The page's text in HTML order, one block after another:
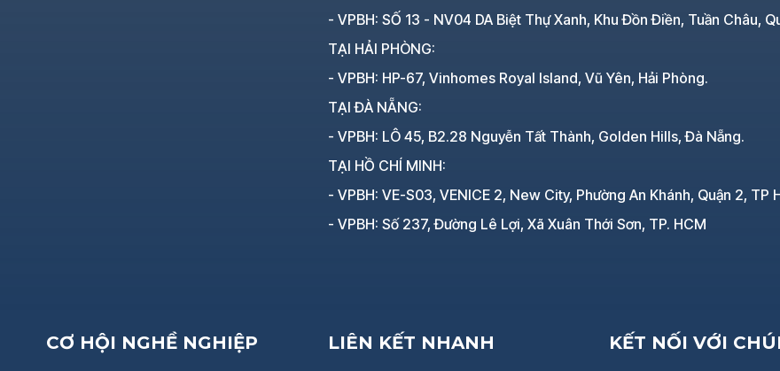
- VPBH: SỐ 13 - NV04 DA Biệt Thự Xanh, Khu Đồn Điền, Tuần Châu,
TẠI HẢI PHÒNG:
- VPBH: HP-67, Vinhomes Royal Island, Vũ Yên, Hải Phòng.
TẠI ĐÀ NẴNG:
- VPBH: LÔ 45, B2.28 Nguyễn Tất Thành, Golden Hills, Đà Nẵng.
TẠI HỒ CHÍ MINH:
- VPBH: VE-S03, VENICE 2, New City, Phường An Khánh, Quận 2, TP
- VPBH: Số 237, Đường Lê Lợi, Xã Xuân Thới Sơn, TP. HCM
CƠ HỘI NGHỀ NGHIỆP LIÊN KẾT NHANH KẾT NỐI VỚI